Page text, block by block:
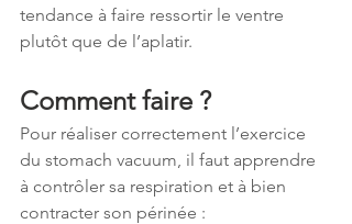
tendance à faire ressortir le ventre
plutôt que de l’aplatir.
Comment faire ?
Pour réaliser correctement l’exercice
du stomach vacuum, il faut apprendre
à contrôler sa respiration et à bien
contracter son périnée :